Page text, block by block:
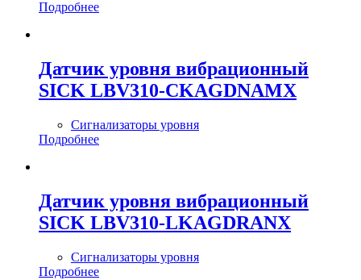
Подробнее
Датчик уровня вибрационный
SICK LBV310-CKAGDNAMX
Сигнализаторы уровня
Подробнее
Датчик уровня вибрационный
SICK LBV310-LKAGDRANX
Сигнализаторы уровня
Подробнее